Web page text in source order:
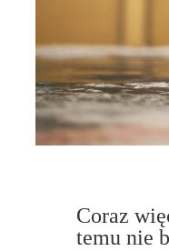
Coraz
temu nie